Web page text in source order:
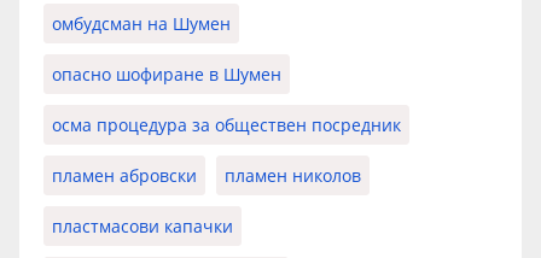
омбудсман на Шумен
опасно шофиране в Шумен
осма процедура за обществен посредник
пламен абровски пламен николов
пластмасови капачки